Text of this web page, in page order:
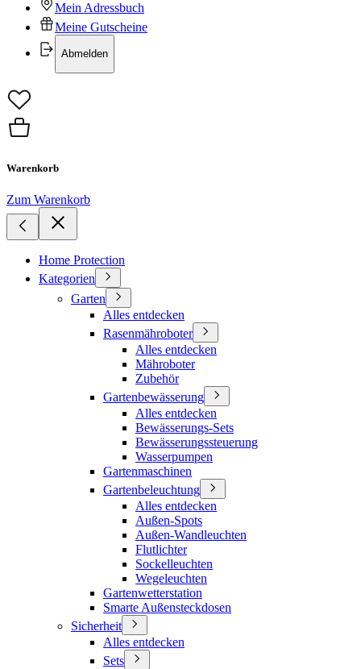
Mein Adressbuch
Meine Gutscheine
Abmelden
Warenkorb
Zum Warenkorb
Home Protection
Kategorien
Garten
Alles entdecken
Rasenmähroboter
Alles entdecken
Mähroboter
Zubehör
Gartenbewässerung
Alles entdecken
Bewässerungs-Sets
Bewässerungssteuerung
Wasserpumpen
Gartenmaschinen
Gartenbeleuchtung
Alles entdecken
Außen-Spots
Außen-Wandleuchten
Flutlichter
Sockelleuchten
Wegeleuchten
Gartenwetterstation
Smarte Außensteckdosen
Sicherheit
Alles entdecken
Sets